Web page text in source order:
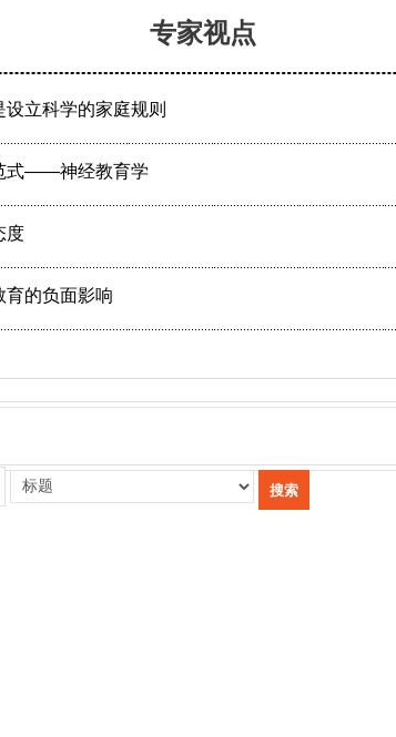
专家视点
立科学的家庭规则
式——神经教育学
度
育的负面影响